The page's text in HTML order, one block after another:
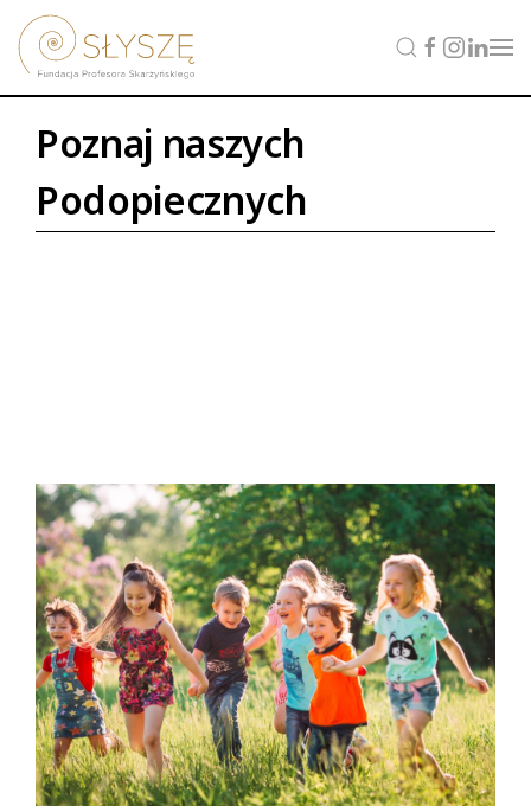
Poznaj naszych
Podopiecznych